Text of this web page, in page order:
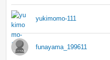
yukimomo-111
funayama_199611